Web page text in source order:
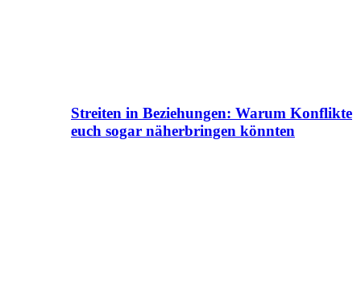
Streiten in Beziehungen: Warum Konflikte
euch sogar näherbringen könnten